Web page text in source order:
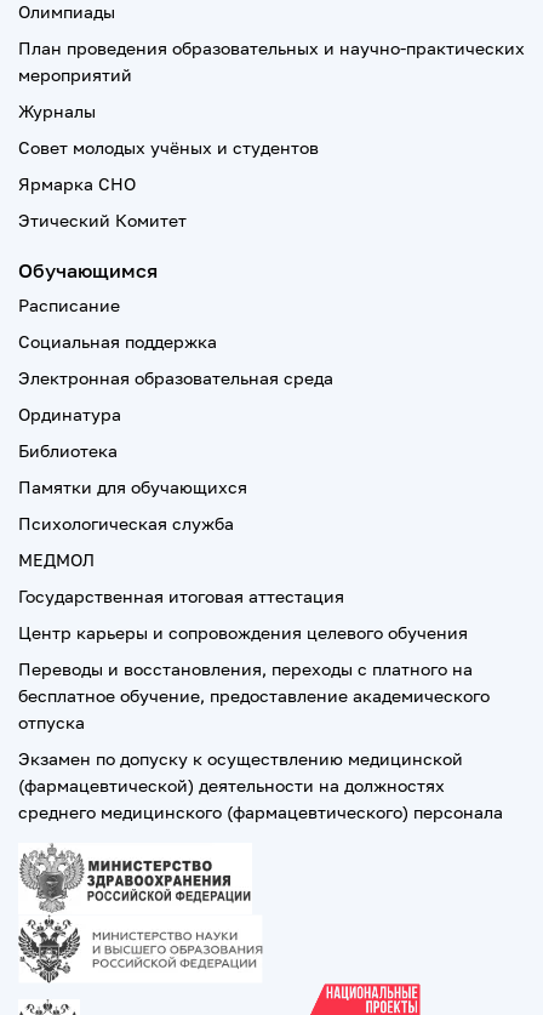
Олимпиады
План проведения образовательных и научно-практических
мероприятий
Журналы
Совет молодых учёных и студентов
Ярмарка СНО
Этический Комитет
Обучающимся
Расписание
Социальная поддержка
Электронная образовательная среда
Ординатура
Библиотека
Памятки для обучающихся
Психологическая служба
МЕДМОЛ
Государственная итоговая аттестация
Центр карьеры и сопровождения целевого обучения
Переводы и восстановления, переходы с платного на
бесплатное обучение, предоставление академического
отпуска
Экзамен по допуску к осуществлению медицинской
(фармацевтической) деятельности на должностях
среднего медицинского (фармацевтического) персонала